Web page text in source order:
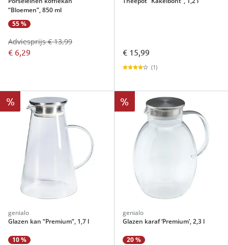
“Bloemen”, 850 ml
55 %
€ 6,29
Adviesprijs € 13,99
€ 15,99
(1)
%
genialo
Glazen kan “Premium”, 1,7 l
10 %
%
genialo
Glazen karaf ‘Premium’, 2,3 l
20 %